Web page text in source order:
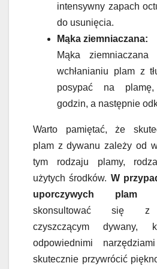
intensywny zapach
do usunięcia.
Mąka ziemniaczana:
Mąka
wchłanianiu plam z
posypać na
godzin, a następnie
Warto pamiętać, że
plam z dywanu zależy od
tym rodzaju plamy,
użytych środków. W
uporczywych plam
skonsultować się z
czyszczącym dywany,
odpowiednimi
skutecznie przywrócić